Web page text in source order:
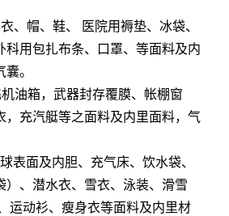
、帽、鞋、 医院用褥垫、冰袋、
科用包扎布条、口罩、等面料及内
。
油箱，武器封存覆膜、帐棚窗
，充汽艇等之面料及内里面料，气
表面及内胆、充气床、饮水袋、
）、潜水衣、雪衣、泳装、滑雪
运动衫、瘦身衣等面料及内里材